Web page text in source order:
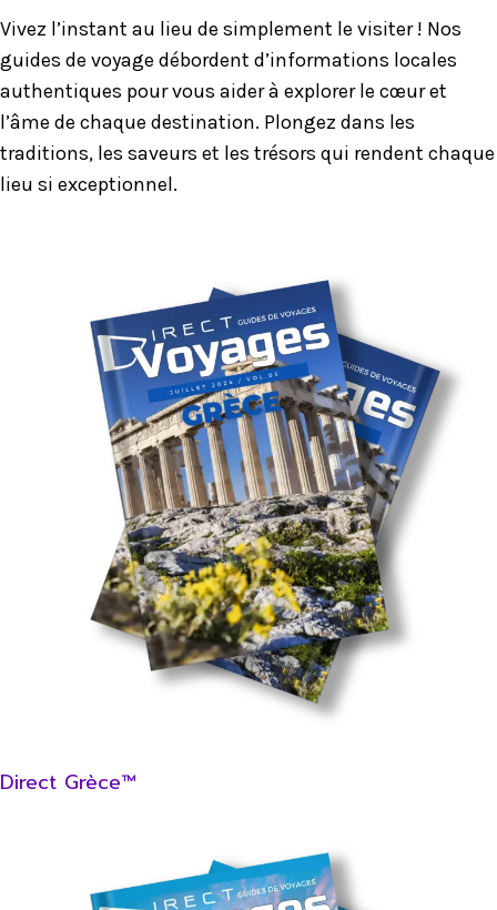
Vivez l’instant au lieu de simplement le visiter ! Nos
guides de voyage débordent d’informations locales
authentiques pour vous aider à explorer le cœur et
l’âme de chaque destination. Plongez dans les
traditions, les saveurs et les trésors qui rendent chaque
lieu si exceptionnel.
Direct Grèce™